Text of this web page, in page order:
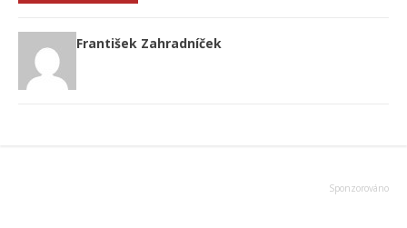
František Zahradníček